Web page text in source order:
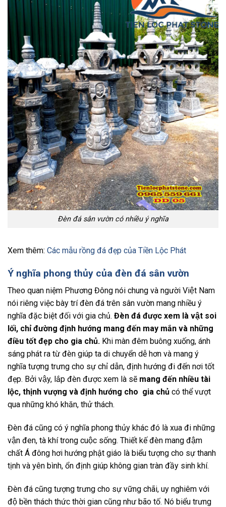
Đèn đá sân vườn có nhiều ý nghĩa
Xem thêm: Các mẫu rồng đá đẹp của Tiền Lộc Phát
Ý nghĩa phong thủy của đèn đá sân vườn
Theo quan niệm Phương Đông nói chung và người Việt Nam
nói riêng việc bày trí đèn đá trên sân vườn mang nhiều ý
nghĩa đặc biệt đối với gia chủ. Đèn đá được xem là vật soi
lối, chỉ đường định hướng mang đến may mắn và những
điều tốt đẹp cho gia chủ. Khi màn đêm buông xuống, ánh
sáng phát ra từ đèn giúp ta di chuyển dễ hơn và mang ý
nghĩa tượng trưng cho sự chỉ dẫn, định hướng đi đến nơi tốt
đẹp. Bởi vậy, lắp đèn được xem là sẽ mang đến nhiều tài
lộc, thịnh vượng và định hướng cho gia chủ có thể vượt
qua những khó khăn, thử thách.
Đèn đá cũng có ý nghĩa phong thủy khác đó là xua đi những
vận đen, tà khí trong cuộc sống. Thiết kế đèn mang đậm
chất Á đông hơi hướng phật giáo là biểu tượng cho sự thanh
tịnh và yên bình, ổn định giúp không gian tràn đầy sinh khí.
Đèn đá cũng tượng trưng cho sự vững chãi, uy nghiêm với
độ bền thách thức thời gian cũng như bão tố. Nó biểu trưng